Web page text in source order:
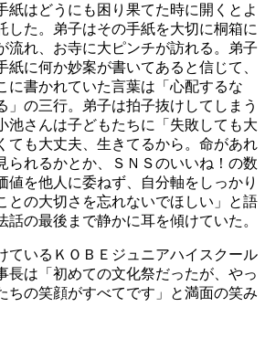
紙はどうにも困り果てた時に開くとよ
した。弟子はその手紙を大切に桐箱に
流れ、お寺に大ピンチが訪れる。弟子
紙に何か妙案が書いてあると信じて、
に書かれていた言葉は「心配するな
の三行。弟子は拍子抜けしてしまう
池さんは子どもたちに「失敗しても大
ても大丈夫、生きてるから。命があれ
られるかとか、ＳＮＳのいいね！の数
値を他人に委ねず、自分軸をしっかり
との大切さを忘れないでほしい」と語
話の最後まで静かに耳を傾けていた。
ているＫＯＢＥジュニアハイスクール
長は「初めての文化祭だったが、やっ
ちの笑顔がすべてです」と満面の笑み